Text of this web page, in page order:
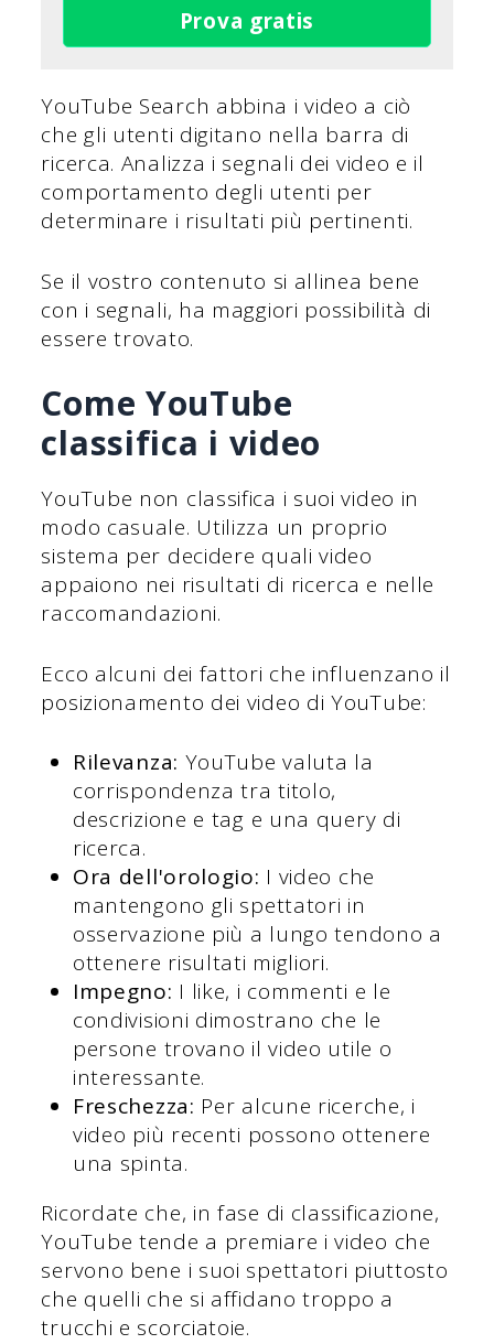
Prova gratis
YouTube Search abbina i video a ciò
che gli utenti digitano nella barra di
ricerca. Analizza i segnali dei video e il
comportamento degli utenti per
determinare i risultati più pertinenti.
Se il vostro contenuto si allinea bene
con i segnali, ha maggiori possibilità di
essere trovato.
Come YouTube
classifica i video
YouTube non classifica i suoi video in
modo casuale. Utilizza un proprio
sistema per decidere quali video
appaiono nei risultati di ricerca e nelle
raccomandazioni.
Ecco alcuni dei fattori che influenzano il
posizionamento dei video di YouTube:
Rilevanza: YouTube valuta la
corrispondenza tra titolo,
descrizione e tag e una query di
ricerca.
Ora dell'orologio: I video che
mantengono gli spettatori in
osservazione più a lungo tendono a
ottenere risultati migliori.
Impegno: I like, i commenti e le
condivisioni dimostrano che le
persone trovano il video utile o
interessante.
Freschezza: Per alcune ricerche, i
video più recenti possono ottenere
una spinta.
Ricordate che, in fase di classificazione,
YouTube tende a premiare i video che
servono bene i suoi spettatori piuttosto
che quelli che si affidano troppo a
trucchi e scorciatoie.